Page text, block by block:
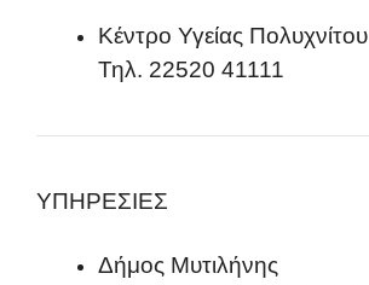
Κέντρο Υγείας Πολυχνίτου
Τηλ. 22520 41111
ΥΠΗΡΕΣΙΕΣ
Δήμος Μυτιλήνης